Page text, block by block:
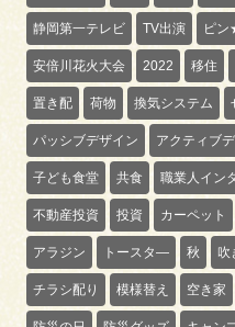
静岡第一テレビ TV出演 ピ
安倍川花火大会 2022 移住
置き配 荷物 換気システム
パッシブデザイン アクティブ
子ども食堂 共食 職業人イン
不動産投資 投資 カーペット
アラジン トースタ― 秋 吹
チラシ配り 模様替え 空き家